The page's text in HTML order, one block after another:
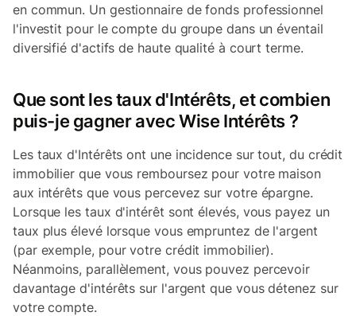
en commun. Un gestionnaire de fonds professionnel
l'investit pour le compte du groupe dans un éventail
diversifié d'actifs de haute qualité à court terme.
Que sont les taux d'Intérêts, et combien
puis-je gagner avec Wise Intérêts ?
Les taux d'Intérêts ont une incidence sur tout, du crédit
immobilier que vous remboursez pour votre maison
aux intérêts que vous percevez sur votre épargne.
Lorsque les taux d'intérêt sont élevés, vous payez un
taux plus élevé lorsque vous empruntez de l'argent
(par exemple, pour votre crédit immobilier).
Néanmoins, parallèlement, vous pouvez percevoir
davantage d'intérêts sur l'argent que vous détenez sur
votre compte.